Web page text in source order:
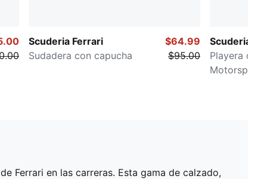
Scuderia Ferrari
Sudadera con capucha
$64.99
$95.00
Scuderia
Playera de
Ferrari en las carreras. Esta gama de calzado,